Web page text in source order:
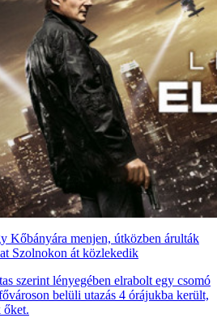
Kőbányára menjen, útközben árulták
Szolnokon át közlekedik
szerint lényegében elrabolt egy csomó
belüli utazás 4 órájukba került,
őket.